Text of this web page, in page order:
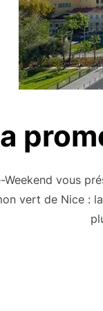
Weekend vous
vert de Nice :